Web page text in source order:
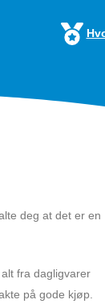
deg at det er en
fra dagligvarer
på gode kjøp.